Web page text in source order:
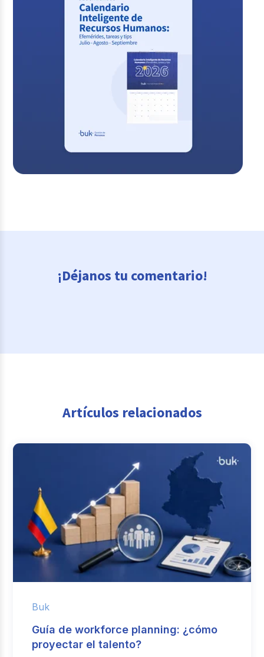
¡Déjanos tu comentario!
Artículos relacionados
Buk
Guía de workforce planning: ¿cómo
proyectar el talento?